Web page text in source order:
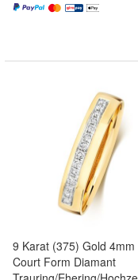
9 Karat (375) Gold 4mm
Court Form Diamant